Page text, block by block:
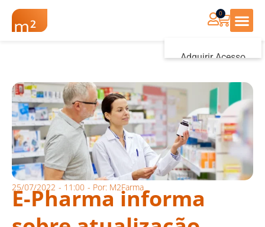
Adquirir Acesso
0
25/07/2022 - 11:00 - Por: M2Farma
E-Pharma informa